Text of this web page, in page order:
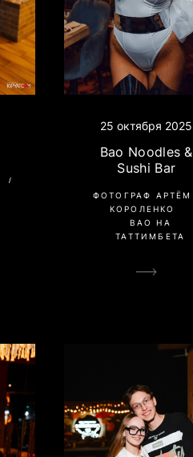
25 октября 2025
Bao Noodles &
Sushi Bar
ФОТОГРАФ АРТЁМ
КОРОЛЕНКО
BAO НА
ТАТТИМБЕТА